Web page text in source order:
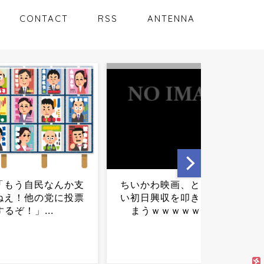
CONTACT RSS ANTENNA
映画、とんでもな
収を叩き出してし
ｗｗｗｗｗｗ...
愛子さま推しのXアカウント
の所在地がAfricaな件。工作
員か？...